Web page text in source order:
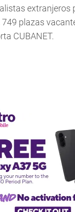
extranjeros
plazas
CUBANET.